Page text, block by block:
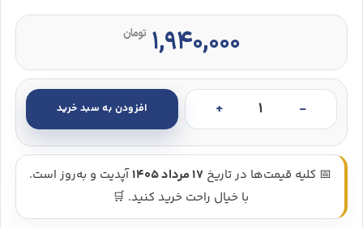
۱,۹۴۰,۰۰۰ تومان
📅 کلیه قیمت‌ها در تاریخ 17 مرداد 1405
آپدیت و به‌روز است.
با خیال راحت خرید کنید. 🛒
شامپو ترمیم کننده مو فینو پریمیوم تاچ شیسیدو - Shiseido Fitit Fino Premium Touch Shampoo عدد
افزودن به سبد خرید